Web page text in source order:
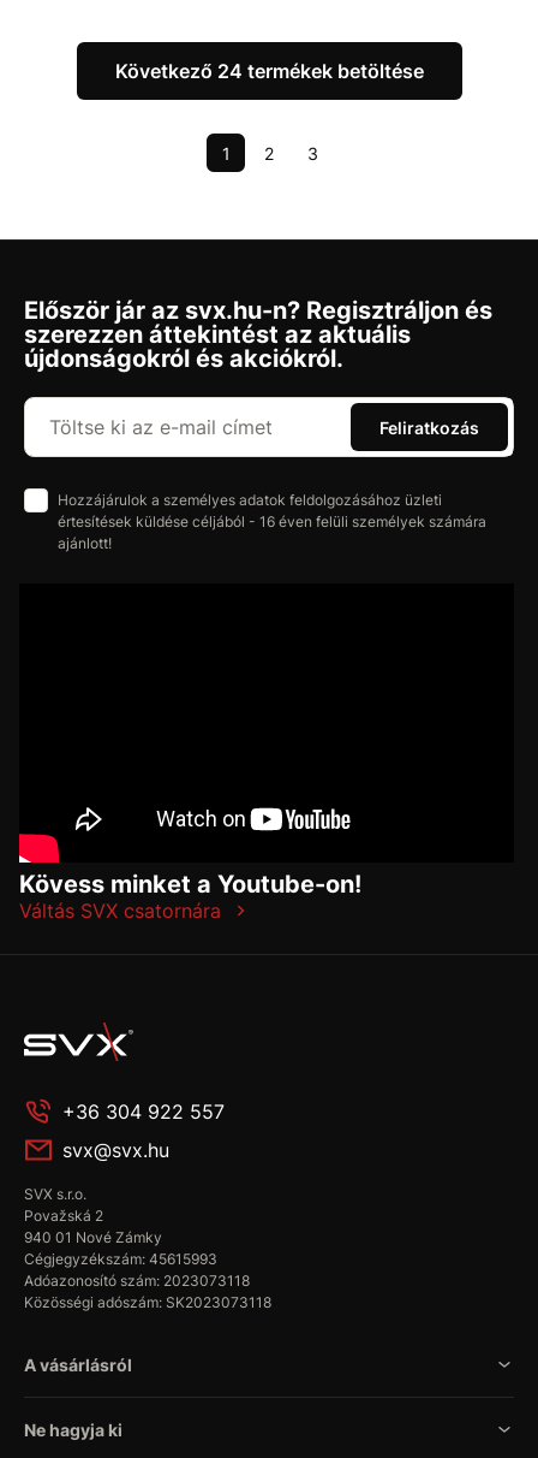
Következő 24 termékek betöltése
1 2 3
Először jár az svx.hu-n? Regisztráljon és
szerezzen áttekintést az aktuális
újdonságokról és akciókról.
Feliratkozás
Hozzájárulok a személyes adatok feldolgozásához üzleti
értesítések küldése céljából - 16 éven felüli személyek számára
ajánlott!
Kövess minket a Youtube-on!
Váltás SVX csatornára
+36 304 922 557
svx@svx.hu
SVX s.r.o.
Považská 2
940 01 Nové Zámky
Cégjegyzékszám: 45615993
Adóazonosító szám: 2023073118
Közösségi adószám: SK2023073118
A vásárlásról
Ne hagyja ki